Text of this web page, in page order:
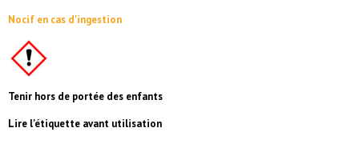
Nocif en cas d'ingestion
Tenir hors de portée des enfants
Lire l'étiquette avant utilisation